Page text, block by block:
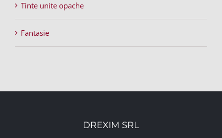
Tinte unite opache
Fantasie
DREXIM SRL